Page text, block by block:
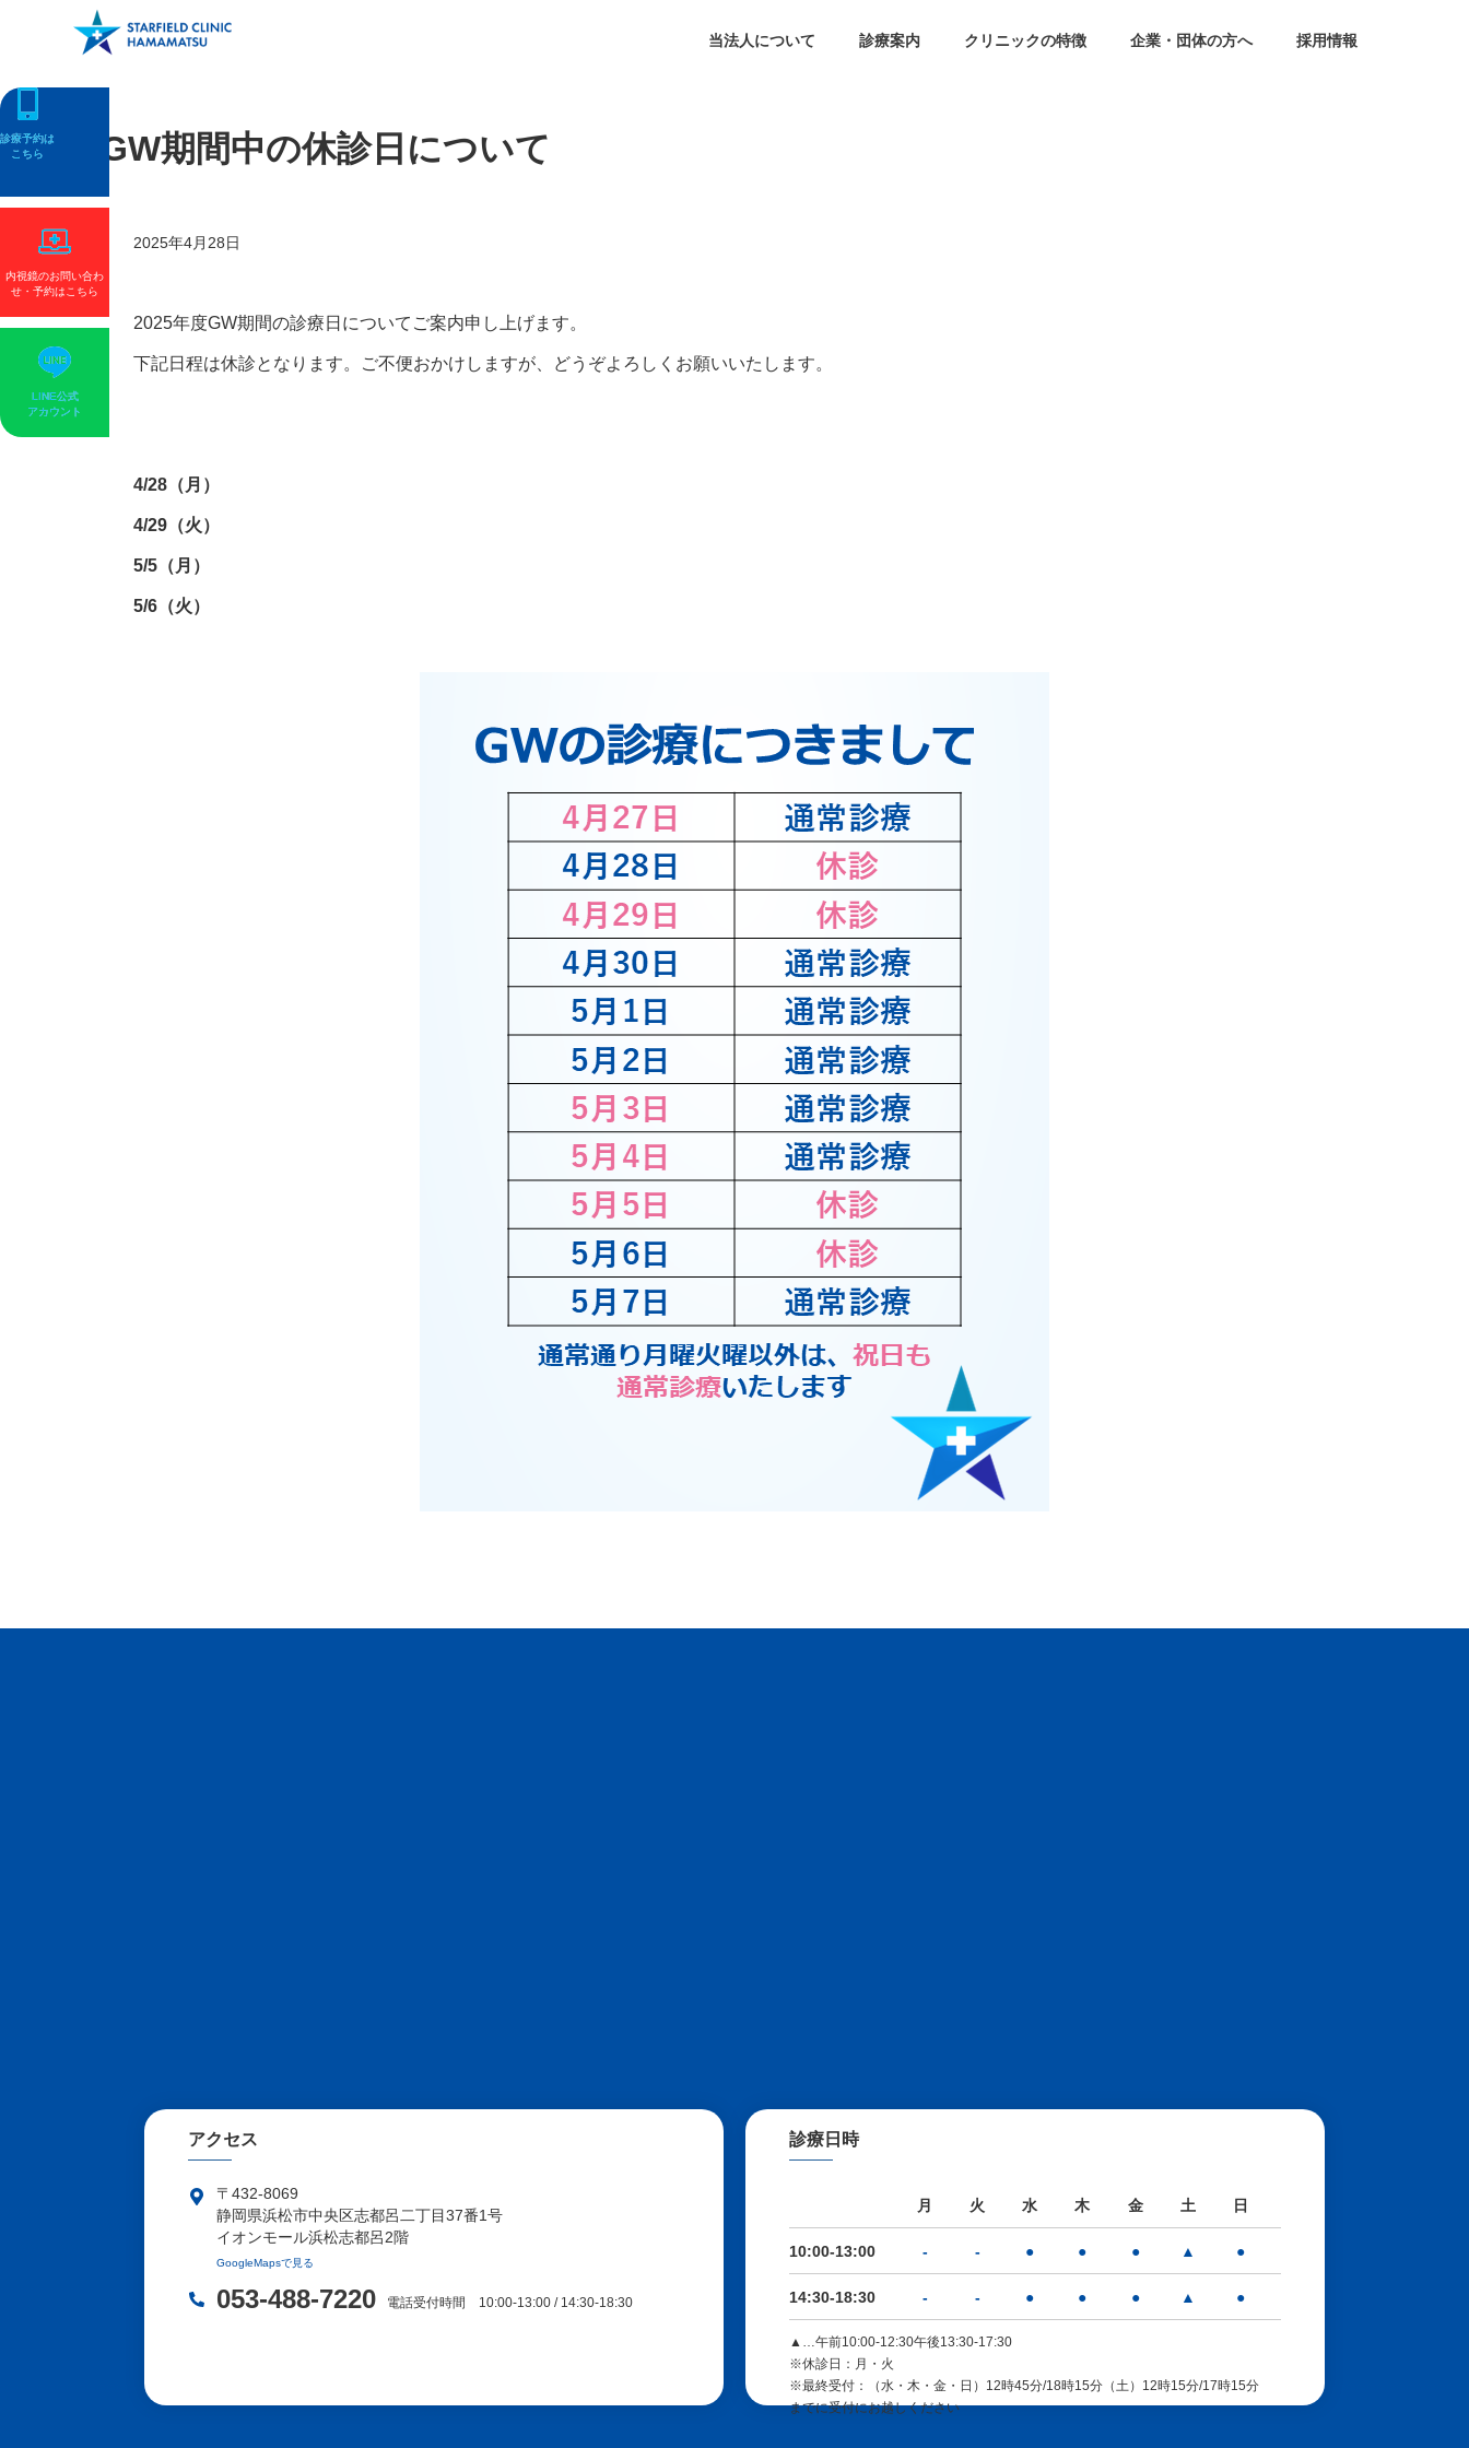
当法人について 診療案内 クリニックの特徴 企業・団体の方へ 採用情報
診療予約は
こちら
診療予約は
こちら
内視鏡のお問い合わ
せ・予約はこちら
LINE公式
アカウント
LINE公式
アカウント
GW期間中の休診日について
2025年4月 28日
2025年度GW期間の診療日についてご案内申し上げます。
下記日程は休診となります。ご不便おかけしますが、どうぞよろしくお願いいたします。
4/28（月）
4/29（火）
5/5（月）
5/6（火）
アクセス
〒432-8069
静岡県浜松市中央区志都呂二丁目37番1号
イオンモール浜松志都呂2階
GoogleMapsで見る
053-488-7220 電話受付時間 10:00-13:00 / 14:30-18:30
診療日時
月 火 水 木 金 土 日
10:00-13:00 - - ● ● ● ▲ ●
14:30-18:30 - - ● ● ● ▲ ●
▲…午前10:00-12:30午後13:30-17:30
※休診日：月・火
※最終受付：（水・木・金・日）12時45分/18時15分（土）12時15分/17時15分
までに受付にお越しください